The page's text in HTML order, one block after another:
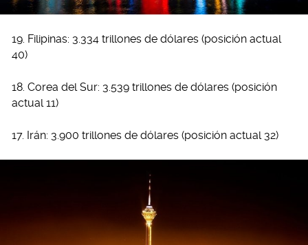
19. Filipinas: 3.334 trillones de dólares (posición actual
40)
18. Corea del Sur: 3.539 trillones de dólares (posición
actual 11)
17. Irán: 3.900 trillones de dólares (posición actual 32)